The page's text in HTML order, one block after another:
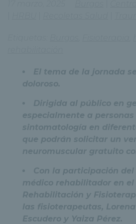
El tema de la jornada
doloroso.
Dirigida al público en
especialmente a personas
sintomatología en
que podrán solicitar un
neuromuscular gratuito
Con la participación del
médico rehabilitador en el
Rehabilitación y
las fisioterapeutas,
Escudero y Yaiza Pérez.